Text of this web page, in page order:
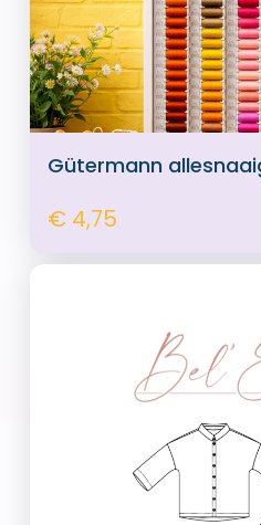
Gütermann
€ 4,75